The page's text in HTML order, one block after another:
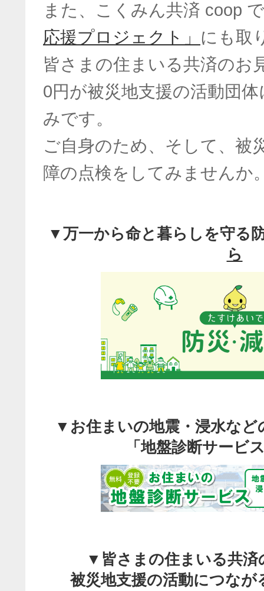
また、こくみん共済 coop
応援プロジェクト」 にも取
皆さまの住まいる共済のお
0円が被災地支援の活動団
みです。
ご自身のため、そして、被
障の点検をしてみませんか
▼万一から命と暮らしを守る
ら
▼お住まいの地震・浸水など
「地盤診断サービ
▼皆さまの住まいる共済
被災地支援の活動につなが